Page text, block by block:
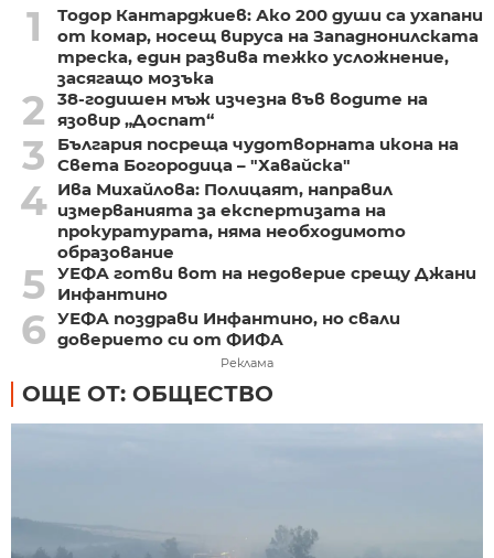
1
Тодор Кантарджиев: Ако 200 души са ухапани
от комар, носещ вируса на Западнонилската
треска, един развива тежко усложнение,
засягащо мозъка
2
38-годишен мъж изчезна във водите на
язовир „Доспат“
3
България посреща чудотворната икона на
Света Богородица – "Хавайска"
4 Ива Михайлова: Полицаят, направил
измерванията за експертизата на
прокуратурата, няма необходимото
образование
5 УЕФА готви вот на недоверие срещу Джани
Инфантино
6 УЕФА поздрави Инфантино, но свали
доверието си от ФИФА
Реклама
ОЩЕ ОТ: ОБЩЕСТВО